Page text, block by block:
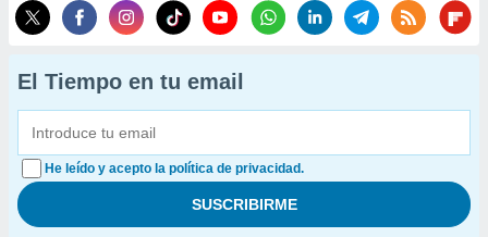
El Tiempo en tu email
He leído y acepto la política de privacidad.